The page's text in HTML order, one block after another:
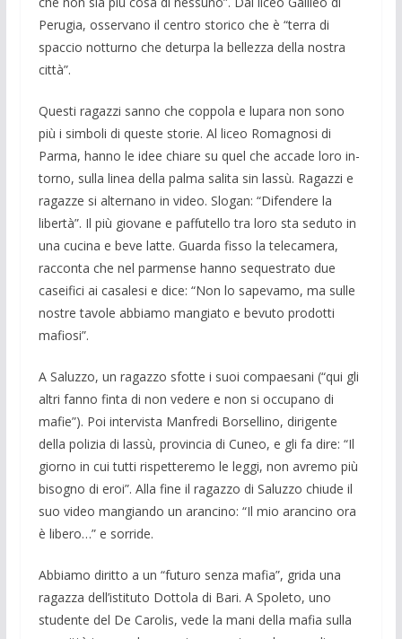
Perugia, osservano il centro storico che è “terra di
spaccio notturno che deturpa la bellezza della nostra
città”.
Questi ragazzi sanno che coppola e lu­para non sono
più i simboli di queste sto­rie. Al liceo Romagnosi di
Parma, hanno le idee chiare su quel che accade loro in­
torno, sulla linea della palma salita sin lassù. Ragazzi e
ragazze si alternano in vi­deo. Slogan: “Difendere la
libertà”. Il più giovane e paffutello tra loro sta seduto in
una cucina e beve latte. Guarda fisso la te­lecamera,
racconta che nel parmense han­no sequestrato due
caseifici ai casalesi e dice: “Non lo sapevamo, ma sulle
nostre tavole abbiamo mangiato e bevuto prodot­ti
mafiosi”.
A Saluzzo, un ragazzo sfotte i suoi compaesani (“qui gli
altri fanno finta di non vedere e non si occupano di
mafie”). Poi intervista Manfredi Borsellino, diri­gente
della polizia di lassù, provincia di Cuneo, e gli fa dire: “Il
giorno in cui tutti rispetteremo le leggi, non avremo più
bi­sogno di eroi”. Alla fine il ragazzo di Sa­luzzo chiude il
suo video mangiando un arancino: “Il mio arancino ora
è libero…” e sorride.
Abbiamo diritto a un “futuro senza ma­fia”, grida una
ragazza dell’istituto Dotto­la di Bari. A Spoleto, uno
studente del De Carolis, vede la mani della mafia sulla